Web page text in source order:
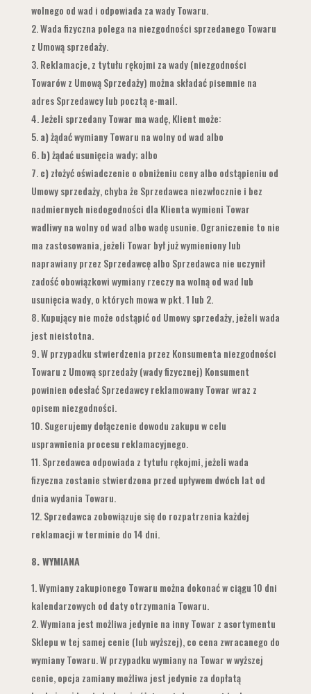
wolnego od wad i odpowiada za wady Towaru.
Wada fizyczna polega na niezgodności sprzedanego Towaru
z Umową sprzedaży.
Reklamacje, z tytułu rękojmi za wady (niezgodności
Towarów z Umową Sprzedaży) można składać pisemnie na
adres Sprzedawcy lub pocztą e-mail.
Jeżeli sprzedany Towar ma wadę, Klient może:
a)żądać wymiany Towaru na wolny od wad albo
b)żądać usunięcia wady; albo
c)złożyć oświadczenie o obniżeniu ceny albo odstąpieniu od
Umowy sprzedaży, chyba że Sprzedawca niezwłocznie i bez
nadmiernych niedogodności dla Klienta wymieni Towar
wadliwy na wolny od wad albo wadę usunie. Ograniczenie to nie
ma zastosowania, jeżeli Towar był już wymieniony lub
naprawiany przez Sprzedawcę albo Sprzedawca nie uczynił
zadość obowiązkowi wymiany rzeczy na wolną od wad lub
usunięcia wady, o których mowa w pkt. 1 lub 2.
Kupujący nie może odstąpić od Umowy sprzedaży, jeżeli wada
jest nieistotna.
W przypadku stwierdzenia przez Konsumenta niezgodności
Towaru z Umową sprzedaży (wady fizycznej) Konsument
powinien odesłać Sprzedawcy reklamowany Towar wraz z
opisem niezgodności.
Sugerujemy dołączenie dowodu zakupu w celu
usprawnienia procesu reklamacyjnego.
Sprzedawca odpowiada z tytułu rękojmi, jeżeli wada
fizyczna zostanie stwierdzona przed upływem dwóch lat od
dnia wydania Towaru.
Sprzedawca zobowiązuje się do rozpatrzenia każdej
reklamacji w terminie do 14 dni.
8.WYMIANA
Wymiany zakupionego Towaru można dokonać w ciągu 10 dni
kalendarzowych od daty otrzymania Towaru.
Wymiana jest możliwa jedynie na inny Towar z asortymentu
Sklepu w tej samej cenie (lub wyższej), co cena zwracanego do
wymiany Towaru. W przypadku wymiany na Towar w wyższej
cenie, opcja zamiany możliwa jest jedynie za dopłatą